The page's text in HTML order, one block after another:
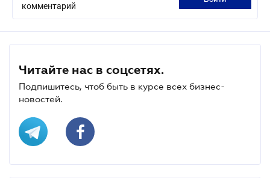
комментарий
Читайте нас в соцсетях.
Подпишитесь, чтоб быть в курсе всех бизнес-
новостей.